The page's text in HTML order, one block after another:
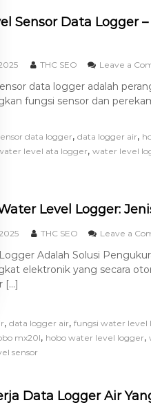
Sensor Data Logger
THC SEO Leave a
data logger adalah
fungsi sensor dan
data logger, data logger air,
level ata logger, water level
Level Logger:
THC SEO Leave a
Adalah Solusi
elektronik yang secara
[…]
, data logger air, fungsi water level
mx20l, hobo water level logger,
sensor
Data Logger Air